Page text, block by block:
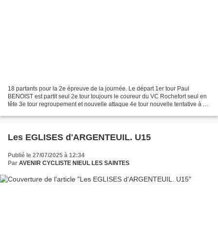
18 partants pour la 2e épreuve de la journée. Le départ 1er tour Paul
BENOIST est partit seul 2e tour toujours le coureur du VC Rochefort seul en
tête 3e tour regroupement et nouvelle attaque 4e tour nouvelle tentative à 3
Les EGLISES d'ARGENTEUIL. U15
Publié le 27/07/2025 à 12:34
Par AVENIR CYCLISTE NIEUL LES SAINTES